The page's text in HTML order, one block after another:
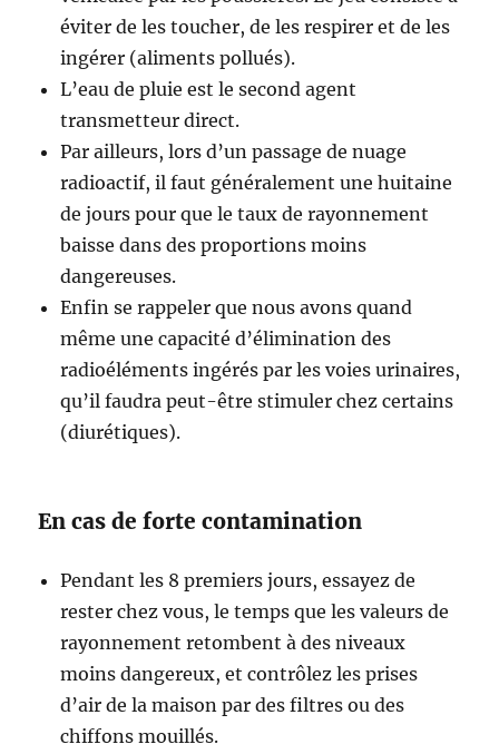
éviter de les toucher, de les respirer et de les
ingérer (aliments pollués).
L’eau de pluie est le second agent
transmetteur direct.
Par ailleurs, lors d’un passage de nuage
radioactif, il faut généralement une huitaine
de jours pour que le taux de rayonnement
baisse dans des proportions moins
dangereuses.
Enfin se rappeler que nous avons quand
même une capacité d’élimination des
radioéléments ingérés par les voies urinaires,
qu’il faudra peut-être stimuler chez certains
(diurétiques).
En cas de forte contamination
Pendant les 8 premiers jours, essayez de
rester chez vous, le temps que les valeurs de
rayonnement retombent à des niveaux
moins dangereux, et contrôlez les prises
d’air de la maison par des filtres ou des
chiffons mouillés.